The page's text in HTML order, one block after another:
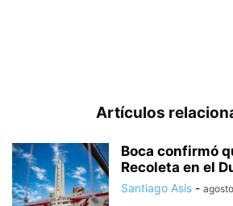
Artículos
Boca confirmó
Recoleta en el
Santiago Asis -